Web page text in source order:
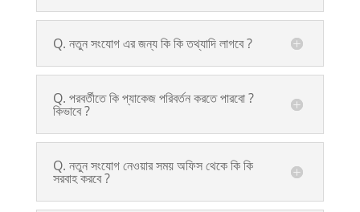
Q. নতুন সংযোগ এর জন্য কি কি তথ্যাদি লাগবে ?
Q. পরবর্তীতে কি প্যাকেজ পরিবর্তন করতে পারবো ?
কিভাবে ?
Q. নতুন সংযোগ নেওয়ার সময় অফিস থেকে কি কি
সরবাহ করবে ?